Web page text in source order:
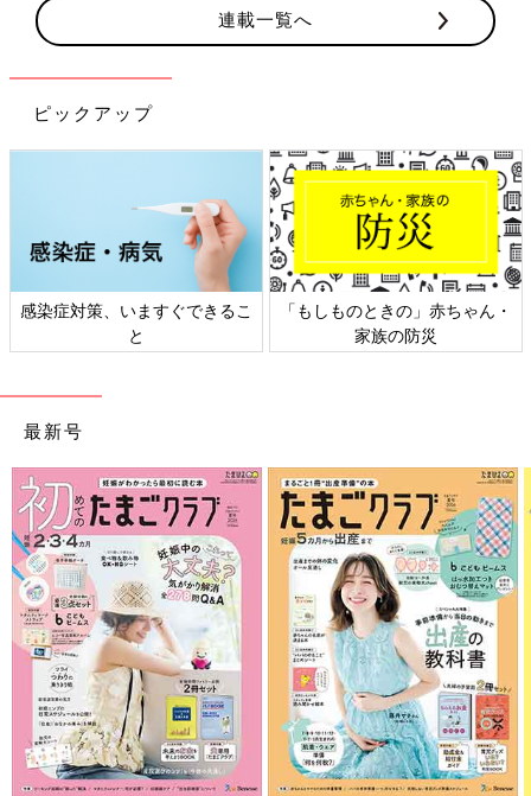
をしっかり受けて、さまざまな怖い感染症から子どもたちを守る
ことが大切です。病気は新型コロナウイルス感染症だけではあり
取材・文／麻生珠恵、ひよこクラブ編集部
お話・監修／種市尋宙先生
【専門医に聞く】新型コロナは母子感染
する？感染した新生児は重症化する？
2021年3月に、「新型コロナの母子感染が国内
で初めて確認された」と報道されました。ニュ
ースなどで知った方も多いでしょう。この報道
は、日本小児科学会新生児委員会がまとめた
て21年4月25日時点でわかっていることを聞き
ました。
12％だとか。
その理由を種市先生は「多くのかかりつけの医師が、１人１人に
ナウイルスのワクチンも不安なときはネットの情報などに惑わさ
れたりせずに、かかりつけ医に相談してください」と言います。
前の話
コロナの変異株＆か
かると怖いＲＳウイ
ルスが流行中！最新
情報を小児科医が解
説
次の話
デルタ株の流行で子ど
もの感染増！ママ・パ
パに知って欲しい最新
情報 【小児科医】
連載一覧へ
ピックアップ
感染症対策、いますぐできるこ
と
「もしものときの」赤ちゃん・
家族の防災
最新号